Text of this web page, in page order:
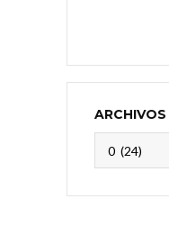
ARCHIVOS